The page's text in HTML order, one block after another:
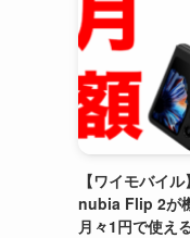
【ワイモバイ
nubia Flip 2が
月々1円で使え